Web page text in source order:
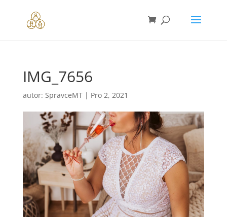
IMG_7656
autor: SpravceMT| Pro 2, 2021